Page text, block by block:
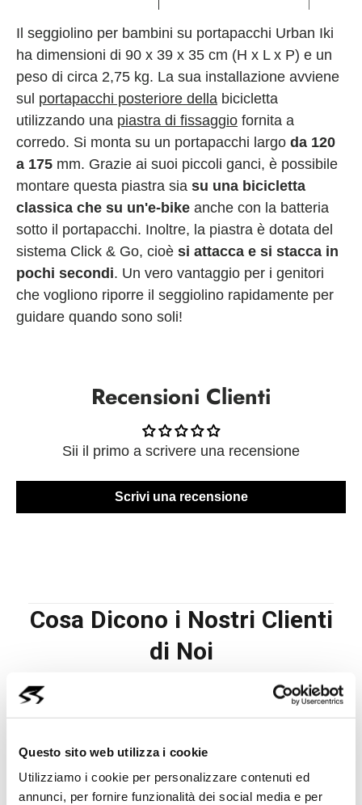
Questo sito web utilizza i cookie
Utilizziamo i cookie per personalizzare contenuti ed
annunci, per fornire funzionalità dei social media e per
Il seggiolino per bambini su portapacchi Urban Iki
ha dimensioni di 90 x 39 x 35 cm (H x L x P) e un
peso di circa 2,75 kg. La sua installazione avviene
sul portapacchi posteriore della bicicletta
utilizzando una piastra di fissaggio fornita a
corredo. Si monta su un portapacchi largo da 120
a 175 mm. Grazie ai suoi piccoli ganci, è possibile
montare questa piastra sia su una bicicletta
classica che su un'e-bike anche con la batteria
sotto il portapacchi. Inoltre, la piastra è dotata del
sistema Click & Go, cioè si attacca e si stacca in
pochi secondi. Un vero vantaggio per i genitori
che vogliono riporre il seggiolino rapidamente per
guidare quando sono soli!
Recensioni Clienti
Sii il primo a scrivere una recensione
Scrivi una recensione
Cosa Dicono i Nostri Clienti
di Noi
Savoldelli Auto Ltd.
4.6 (400)
Leave a Review